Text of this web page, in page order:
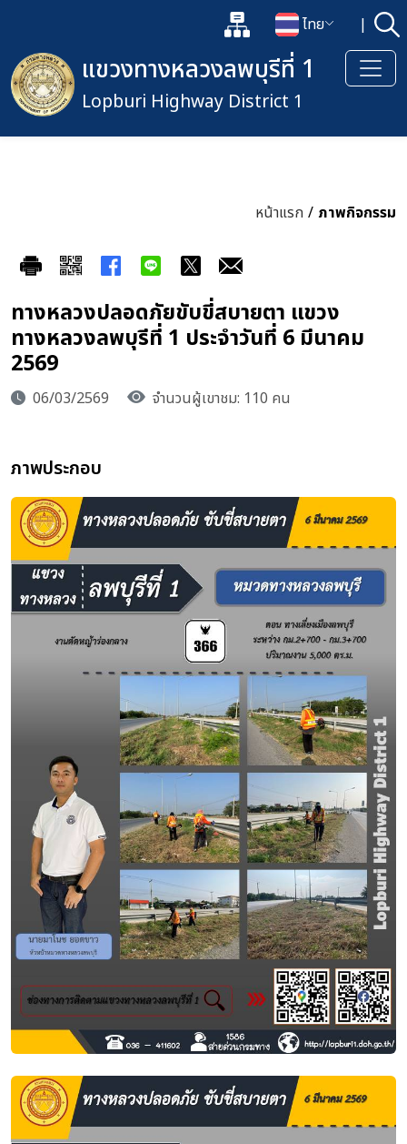
แผนผังเว็บไซต์
เปลี่ยนภาษา
ไทย | ค้
เปิดกล่องค้นหาข้อมูลหลักของเ
แขวงทางหลวงลพบุรีที่ 1
Lopburi Highway District 1
หน้าแรก / ภาพกิจกรรม
ทางหลวงปลอดภัยขับขี่สบายตา แขวง
ทางหลวงลพบุรีที่ 1 ประจำวันที่ 6 มีนาคม
2569
06/03/2569 จำนวนผู้เขาชม: 110 คน
ภาพประกอบ